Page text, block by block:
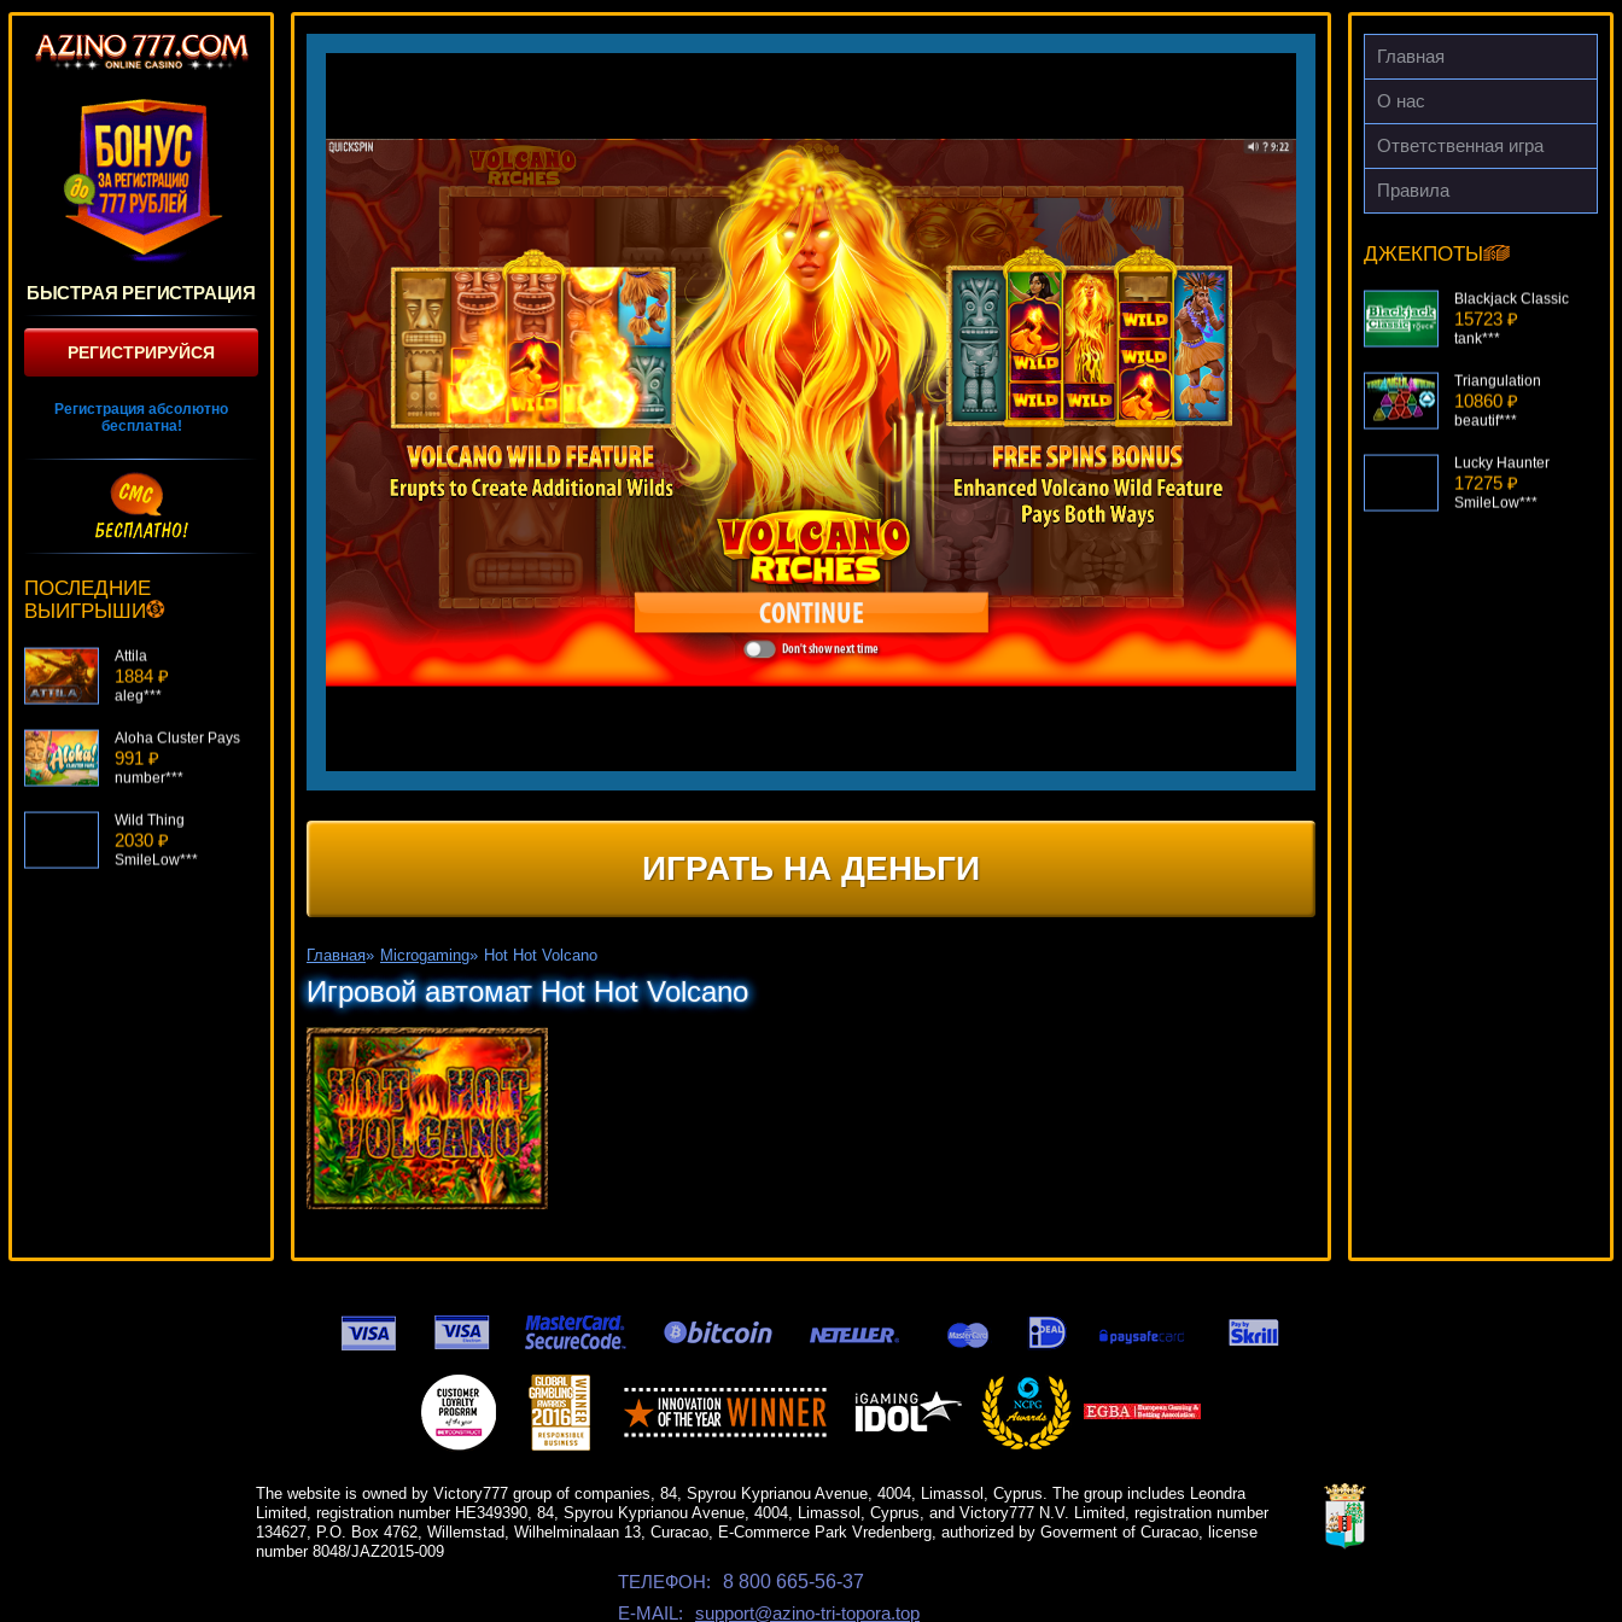
ИГРАТЬ НА ДЕНЬГИ
Главная» Microgaming» Hot Hot Volcano
Игровой автомат Hot Hot Volcano
БЫСТРАЯ РЕГИСТРАЦИЯ
РЕГИСТРИРУЙСЯ
Регистрация абсолютно
бесплатна!
ПОСЛЕДНИЕ
ВЫИГРЫШИ
835 ₽
DenisVS***
Attila
1884 ₽
aleg***
Aloha Cluster Pays
991 ₽
number***
Wild Thing
2030 ₽
SmileLow***
Главная
О нас
Ответственная игра
Правила
ДЖЕКПОТЫ
Coyote Moon
number***
Blackjack Classic
15723 ₽
tank***
Triangulation
10860 ₽
beautif***
Lucky Haunter
17275 ₽
SmileLow***
The website is owned by Victory777 group of companies, 84, Spyrou Kyprianou Avenue, 4004, Limassol, Cyprus. The group includes Leondra
Limited, registration number HE349390, 84, Spyrou Kyprianou Avenue, 4004, Limassol, Cyprus, and Victory777 N.V. Limited, registration number
134627, P.O. Box 4762, Willemstad, Wilhelminalaan 13, Curacao, E-Commerce Park Vredenberg, authorized by Goverment of Curacao, license
number 8048/JAZ2015-009
ТЕЛЕФОН:
8 800 665-56-37
E-MAIL:
support@azino-tri-topora.top